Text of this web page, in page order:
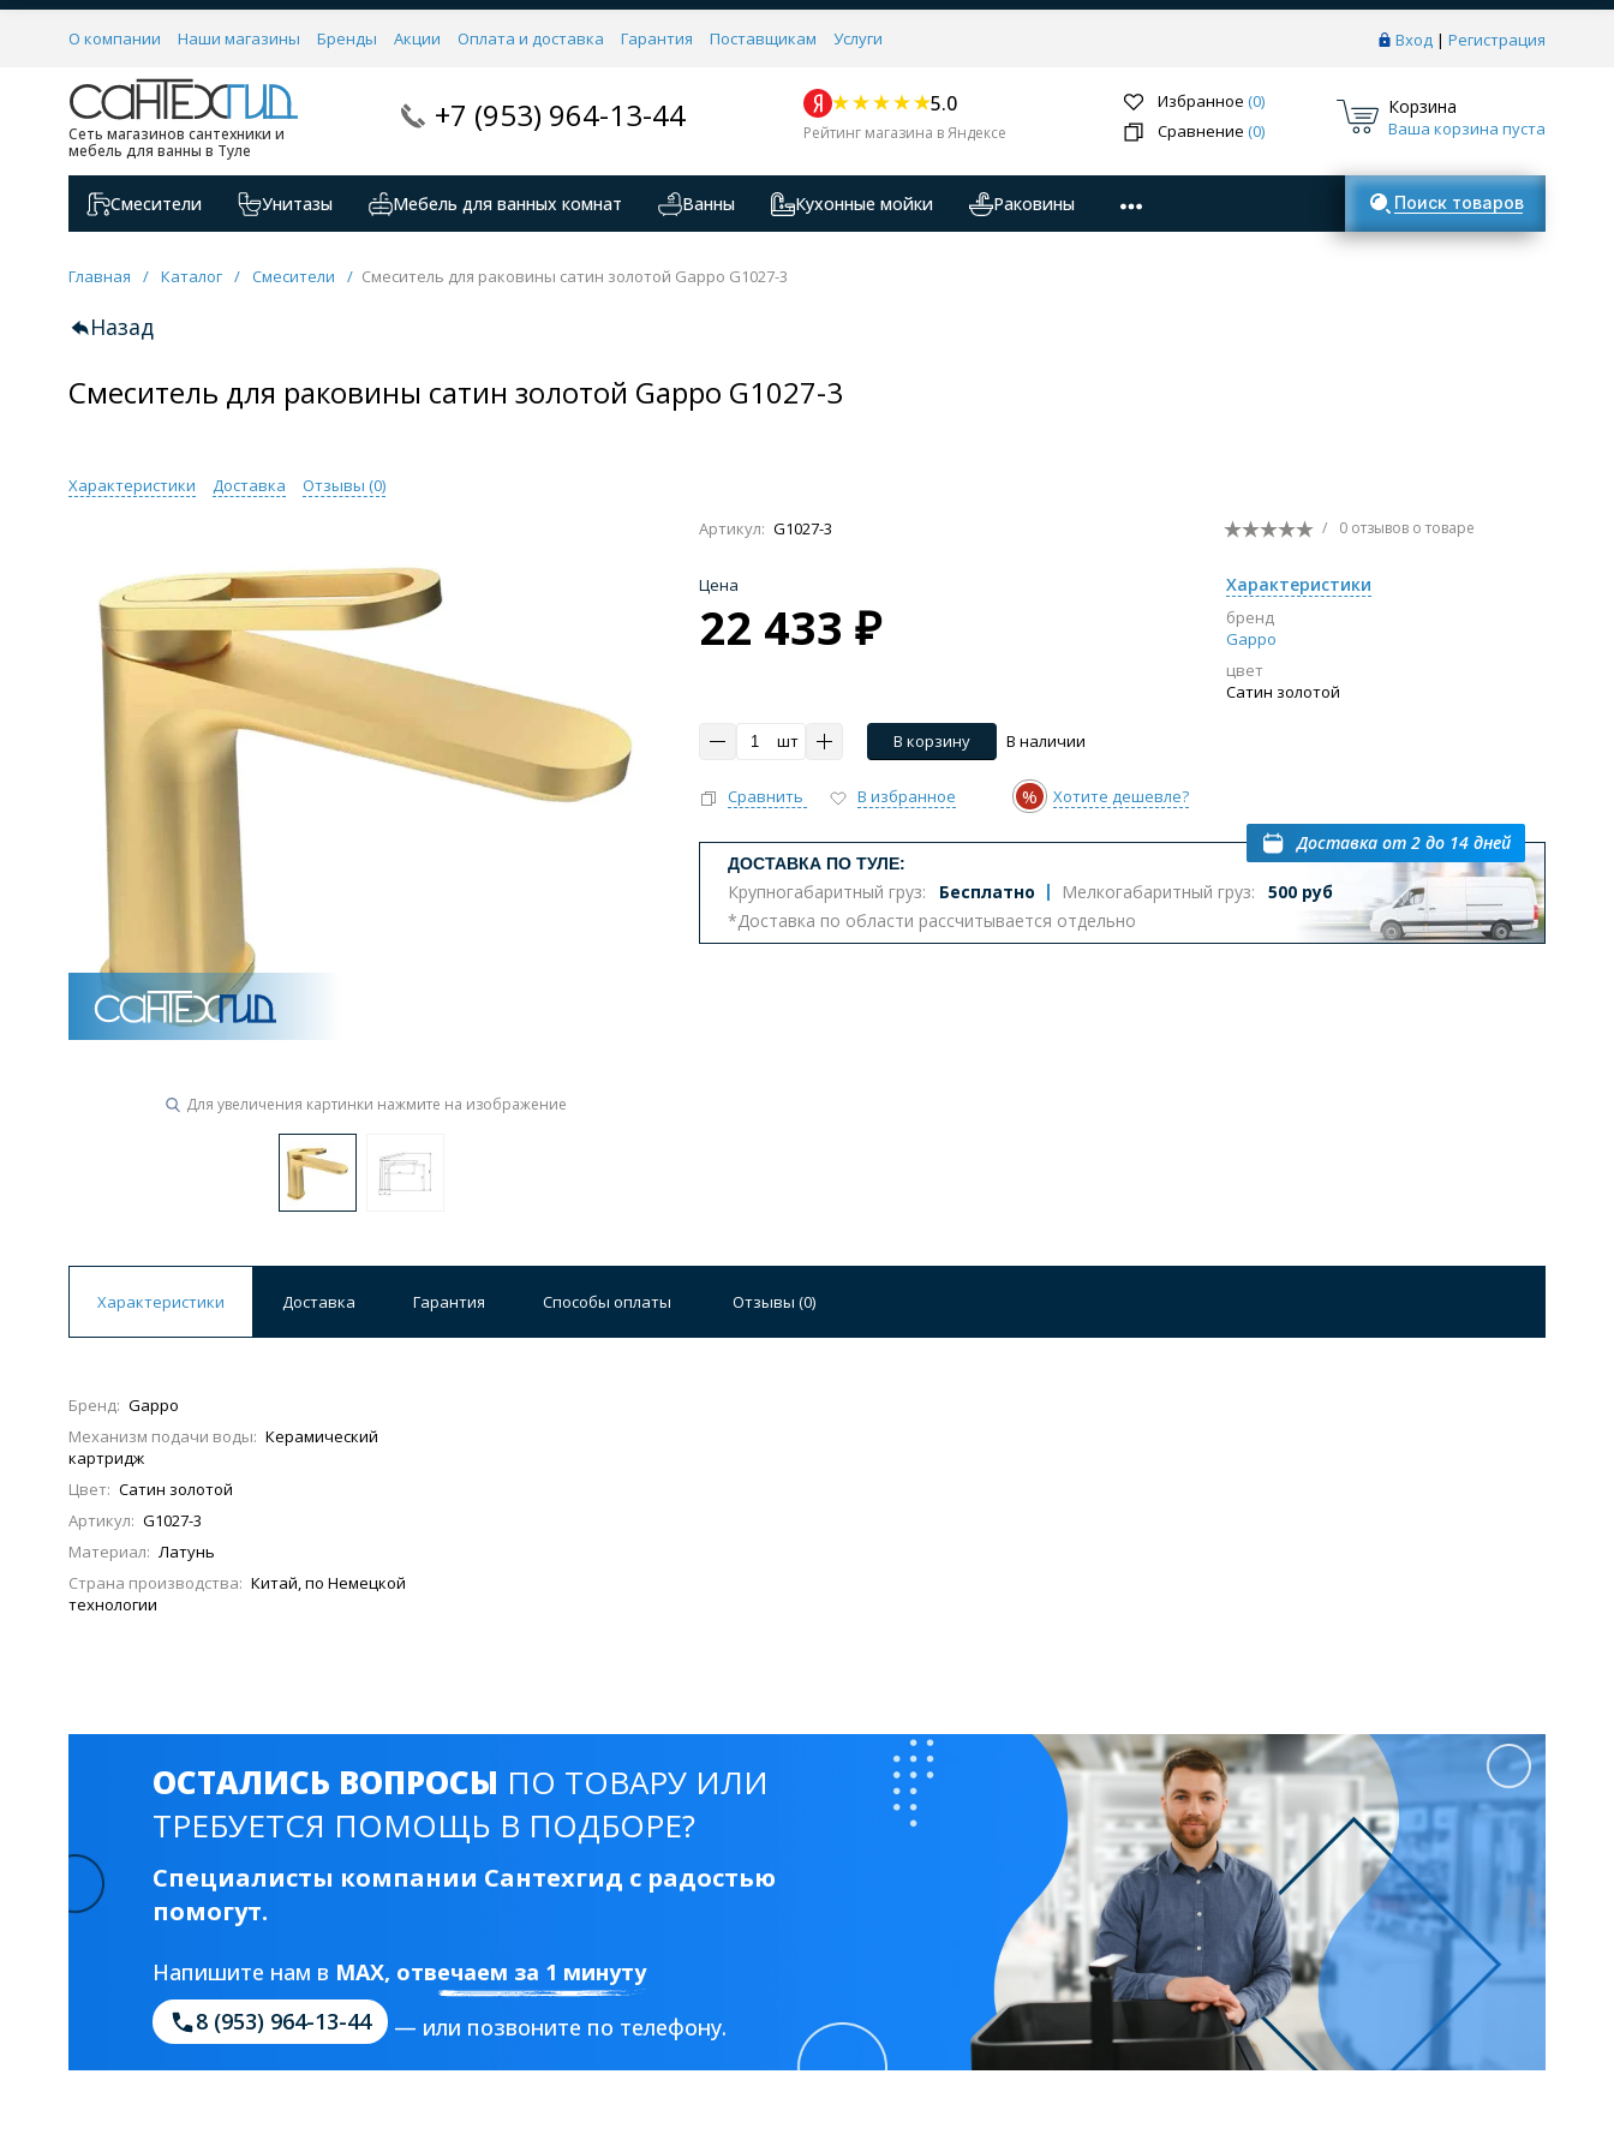
Вход | Регистрация
О компании Наши магазины Бренды Акции Оплата и доставка Гарантия Поставщикам Услуги
Сеть магазинов сантехники и
мебель для ванны в Туле
+7 (953) 964-13-44 5.0
Рейтинг магазина в Яндексе
Избранное (0)
Сравнение (0)
Корзина
Ваша корзина пуста
Смесители Унитазы Мебель для ванных комнат Ванны Кухонные мойки Раковины Поиск товаров
Главная / Каталог / Смесители / Смеситель для раковины сатин золотой Gappo G1027-3
Назад
Смеситель для раковины сатин золотой Gappo G1027-3
Характеристики Доставка Отзывы (0)
Для увеличения картинки нажмите на изображение
Артикул: G1027-3 / 0 отзывов о товаре
Цена
22 433 ₽
Характеристики
бренд
Gappo
цвет
Сатин золотой
шт В корзину В наличии
Сравнить В избранное % Хотите дешевле?
ДОСТАВКА ПО ТУЛЕ:
Крупногабаритный груз: Бесплатно Мелкогабаритный груз:
500 руб
*Доставка по области рассчитывается отдельно
Доставка от 2 до 14 дней
Характеристики Доставка Гарантия Способы оплаты Отзывы (0)
Бренд: Gappo
Механизм подачи воды: Керамический
картридж
Цвет: Сатин золотой
Артикул: G1027-3
Материал: Латунь
Страна производства: Китай, по Немецкой
технологии
ОСТАЛИСЬ ВОПРОСЫ ПО ТОВАРУ ИЛИ
ТРЕБУЕТСЯ ПОМОЩЬ В ПОДБОРЕ?
Специалисты компании Сантехгид с радостью
помогут.
Напишите нам в MAX, отвечаем за 1 минуту
8 (953) 964-13-44
— или позвоните по телефону.